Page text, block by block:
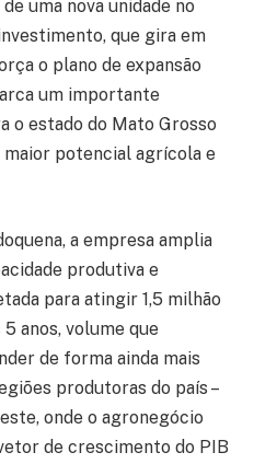
uma nova unidade no
que gira em
o plano de expansão
um importante
o estado do Mato Grosso
maior potencial agrícola e
a empresa amplia
produtiva e
para atingir 1,5 milhão
anos, volume que
de forma ainda mais
produtoras do país –
onde o agronegócio
de crescimento do PIB